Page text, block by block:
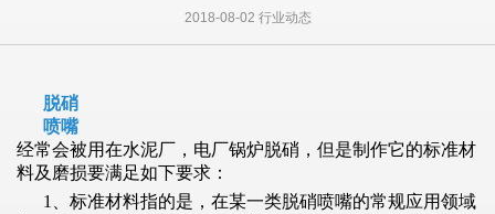
2018-08-02 行业动态
脱硝
喷嘴
经常会被用在水泥厂，电厂锅炉脱硝，但是制作它的标准材
料及磨损要满足如下要求：
1、标准材料指的是，在某一类脱硝喷嘴的常规应用领域